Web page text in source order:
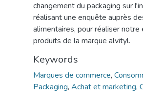
changement du packaging sur
réalisant une enquête auprès
alimentaires, pour réaliser
produits de la marque alvityl.
Keywords
Marques de commerce,
Packaging, Achat et marketing,